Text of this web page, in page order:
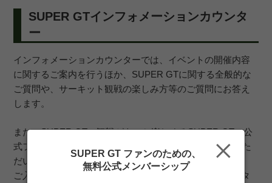
SUPER GTインフォメーションカウンタ
ー
インフォメーションカウンターでは、イベントの開催内容
に関するご案内を行うほか、SUPER GTに関する全般的な
ご質問や、サーキット観戦の楽しみ方等のご質問にお答え
します。
また、SUPER GTの観戦がもっと楽しめるSUPER GTの公
式ファンクラブ「SUPER GTサポーターズクラブ」ではた
だいま入会受付中です。
ご入会相談会も実施いたしますので、ぜひ、お気軽にスタ
SUPER GT ファンのための、
無料公式メンバーシップ